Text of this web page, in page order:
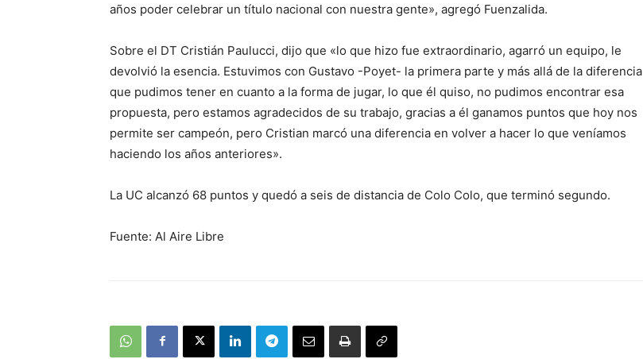
años poder celebrar un título nacional con nuestra gente», agregó Fuenzalida.
Sobre el DT Cristián Paulucci, dijo que «lo que hizo fue extraordinario, agarró un equipo, le
devolvió la esencia. Estuvimos con Gustavo -Poyet- la primera parte y más allá de la diferencia
que pudimos tener en cuanto a la forma de jugar, lo que él quiso, no pudimos encontrar esa
propuesta, pero estamos agradecidos de su trabajo, gracias a él ganamos puntos que hoy nos
permite ser campeón, pero Cristian marcó una diferencia en volver a hacer lo que veníamos
haciendo los años anteriores».
La UC alcanzó 68 puntos y quedó a seis de distancia de Colo Colo, que terminó segundo.
Fuente: Al Aire Libre